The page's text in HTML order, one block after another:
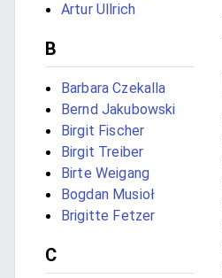
Artur Ullrich
B
Barbara Czekalla
Bernd Jakubowski
Birgit Fischer
Birgit Treiber
Birte Weigang
Bogdan Musioł
Brigitte Fetzer
C